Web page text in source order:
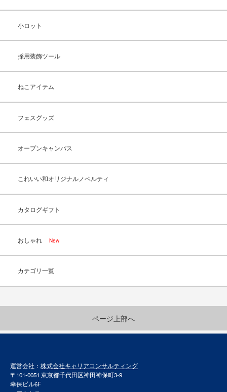
小ロット
採用装飾ツール
ねこアイテム
フェスグッズ
オープンキャンパス
これいい和オリジナルノベルティ
カタログギフト
おしゃれ New
カテゴリ一覧
ページ上部へ
運営会社：株式会社キャリアコンサルティング
〒101-0051 東京都千代田区神田神保町3-9
幸保ビル6F